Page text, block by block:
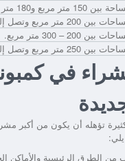
مربع و180 متر مربع.
مربع وتصل إلى 300 متر مربع.
200 – 300 متر مربع.
مربع وتصل إلى 350 متر مربع.
في
تؤهله أن يكون من أكبر
من الطرق الرئيسية والأماكن